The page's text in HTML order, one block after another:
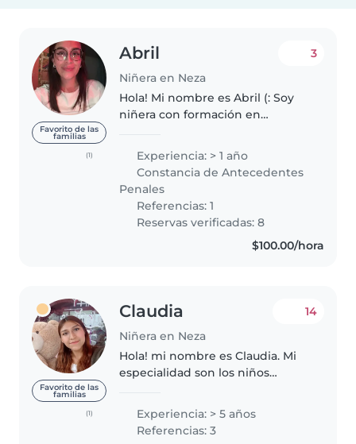
Favorito de las
familias
(1)
Abril
Niñera en Neza
3
Hola! Mi nombre es Abril (: Soy
niñera con formación en
experiencia en cuidado de
bebés hasta adolescentes🧸 Por
el momento sólo estoy
disponible de..
Experiencia: > 1 año
Constancia de Antecedentes
Penales
Referencias: 1
Reservas verificadas: 8
$100.00/hora
Favorito de las
familias
(1)
Claudia
Niñera en Neza
14
Hola! mi nombre es Claudia. Mi
especialidad son los niños
jugar 🎨🖍️🧸 tengo experiencia
cuidando de niños pequeños,
Experiencia: > 5 años
Referencias: 3